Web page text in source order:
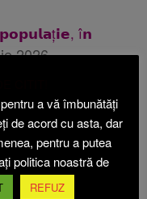
î𝗻
2026
2026
24
a vă îmbunătăți
de acord cu asta, dar
pentru a putea
politica noastră de
REFUZ